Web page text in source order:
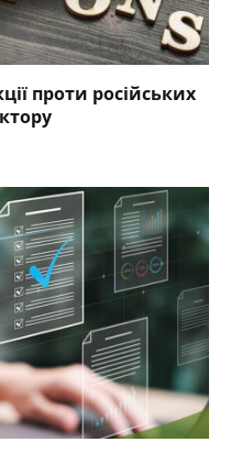
проти російських